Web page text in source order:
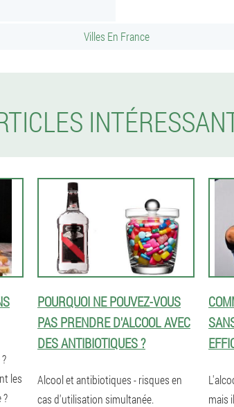
Villes En France
les
?
POURQUOI NE POUVEZ-VOUS
PAS PRENDRE D'ALCOOL AVEC
DES ANTIBIOTIQUES ?
Alcool et antibiotiques - risques en
cas d'utilisation simultanée.
mais